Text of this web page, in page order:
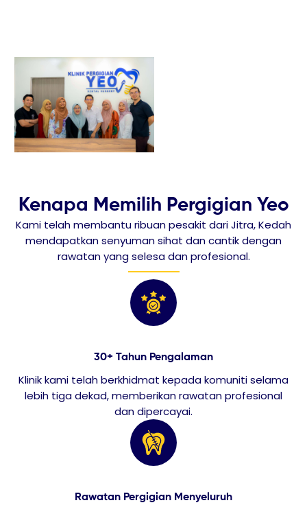
Kenapa Memilih Pergigian Yeo
Kami telah membantu ribuan pesakit dari Jitra, Kedah
mendapatkan senyuman sihat dan cantik dengan
rawatan yang selesa dan profesional.
30+ Tahun Pengalaman
Klinik kami telah berkhidmat kepada komuniti selama
lebih tiga dekad, memberikan rawatan profesional
dan dipercayai.
Rawatan Pergigian Menyeluruh